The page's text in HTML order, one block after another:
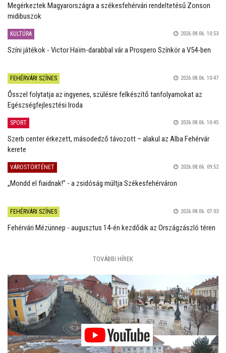
Megérkeztek Magyarországra a székesfehérvári rendeltetésű Zonson
midibuszok
KULTÚRA 2026.08.06. 10:53
Színi játékok - Victor Haïm-darabbal vár a Prospero Színkör a V54-ben
FEHÉRVÁRI SZÍNES 2026.08.06. 10:47
Ősszel folytatja az ingyenes, szülésre felkészítő tanfolyamokat az
Egészségfejlesztési Iroda
SPORT 2026.08.06. 10:45
Szerb center érkezett, másodedző távozott – alakul az Alba Fehérvár
kerete
VÁROSTÖRTÉNET 2026.08.06. 09:52
„Mondd el fiaidnak!” - a zsidóság múltja Székesfehérváron
FEHÉRVÁRI SZÍNES 2026.08.06. 07:03
Fehérvári Mézünnep - augusztus 14-én kezdődik az Országzászló téren
TOVÁBBI HÍREK